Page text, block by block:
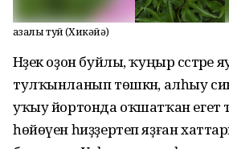
Ҡазалы туй (Хикәйә)
Нәҙек оҙон буйлы, ҡуңыр сәстәре
тулҡынланып төшкән, алһыу
уҡыу йортонда оҡшатҡан егет
һөйөүен һиҙҙертеп яҙған